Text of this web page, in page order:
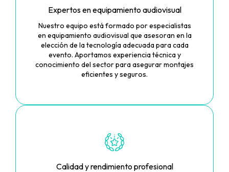
Expertos en equipamiento audiovisual
Nuestro equipo está formado por especialistas
en equipamiento audiovisual que asesoran en la
elección de la tecnología adecuada para cada
evento. Aportamos experiencia técnica y
conocimiento del sector para asegurar montajes
eficientes y seguros.
Calidad y rendimiento profesional